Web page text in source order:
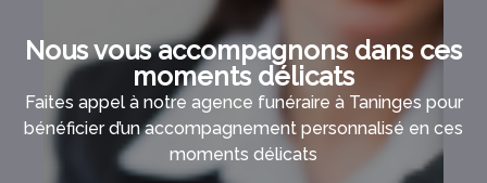
Nous vous accompagnons dans ces
moments délicats
Faites appel à notre agence funéraire à Taninges pour
bénéficier d’un accompagnement personnalisé en ces
moments délicats